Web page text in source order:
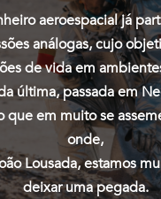
aeroespacial já
análogas, cujo
de vida em
última, passada em
que em muito se
onde,
Lousada, estamos
deixar uma pegada.